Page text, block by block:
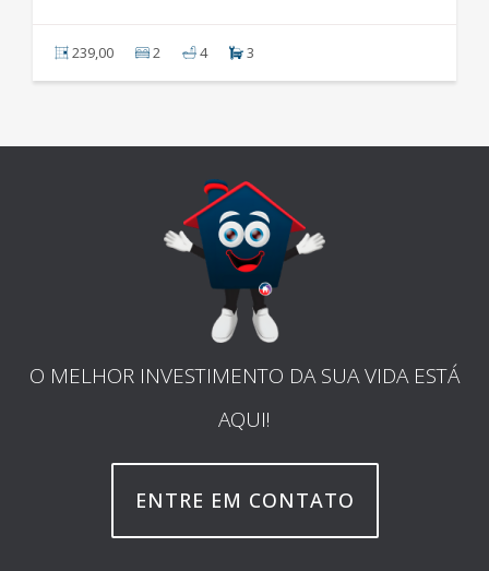
3
O MELHOR INVESTIMENTO DA SUA VIDA ESTÁ
AQUI!
ENTRE EM CONTATO